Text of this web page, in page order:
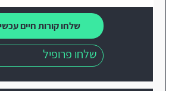
שלחו קורות חיים
שלחו פרופיל